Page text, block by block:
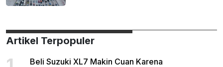
Artikel Terpopuler
Beli Suzuki XL7 Makin Cuan Karena